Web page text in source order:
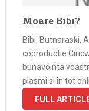
Moare Bibi?
Bibi, Butnaraski,
coproductie
bunavointa
plasmi si in tot
FULL